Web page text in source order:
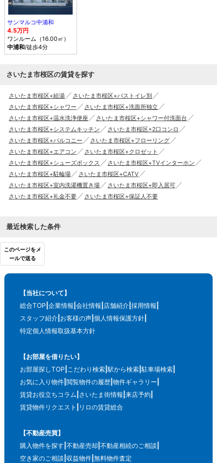
サンマルコ中浦和
4.5万円
ワンルーム（16.00㎡）
中浦和/徒歩4分
さいたま市桜区の賃貸を探す
さいたま市桜区+給湯
さいたま市桜区+バストイレ別
さいたま市桜区+シャワー
さいたま市桜区+洗面所独立
さいたま市桜区+温水洗浄便座
さいたま市桜区+シャワー付洗面台
さいたま市桜区+システムキッチン
さいたま市桜区+2口コンロ
さいたま市桜区+バルコニー
さいたま市桜区+フローリング
さいたま市桜区+エアコン
さいたま市桜区+クロゼット
さいたま市桜区+シューズボックス
さいたま市桜区+TVインターホン
さいたま市桜区+駐輪場
さいたま市桜区+CATV
さいたま市桜区+室内洗濯機置き場
さいたま市桜区+即入居可
さいたま市桜区+礼金不要
さいたま市桜区+保証人不要
最近検索した条件
このページをメ
ールで送る
【当社について】
総合TOP 企業情報 会社情報 店舗紹介 採用情報
スタッフ紹介 お客様の声 個人情報保護方針
特定個人情報取扱基本方針
【お部屋を借りたい】
お部屋探しTOP こだわり検索 駅から検索 駐車場検索
お気に入り物件 閲覧物件の履歴 物件ギャラリー
賃貸お役立ちコラム さいたま街情報 来店予約
賃貸物件リクエスト
リロの賃貸総合
【不動産売買】
購入物件を探す 不動産売却 不動産相続のご相談
空き家のご相談 収益物件 無料物件査定